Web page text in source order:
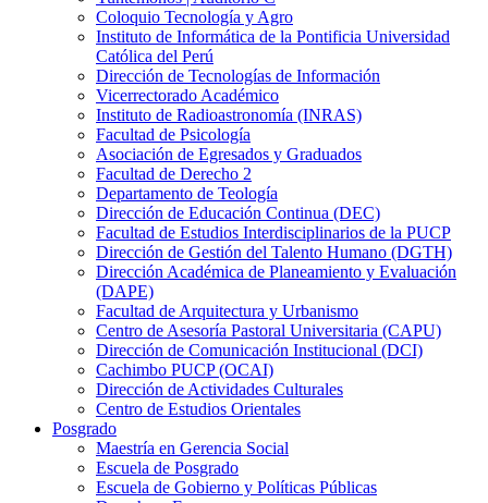
Coloquio Tecnología y Agro
Instituto de Informática de la Pontificia Universidad
Católica del Perú
Dirección de Tecnologías de Información
Vicerrectorado Académico
Instituto de Radioastronomía (INRAS)
Facultad de Psicología
Asociación de Egresados y Graduados
Facultad de Derecho 2
Departamento de Teología
Dirección de Educación Continua (DEC)
Facultad de Estudios Interdisciplinarios de la PUCP
Dirección de Gestión del Talento Humano (DGTH)
Dirección Académica de Planeamiento y Evaluación
(DAPE)
Facultad de Arquitectura y Urbanismo
Centro de Asesoría Pastoral Universitaria (CAPU)
Dirección de Comunicación Institucional (DCI)
Cachimbo PUCP (OCAI)
Dirección de Actividades Culturales
Centro de Estudios Orientales
Posgrado
Maestría en Gerencia Social
Escuela de Posgrado
Escuela de Gobierno y Políticas Públicas